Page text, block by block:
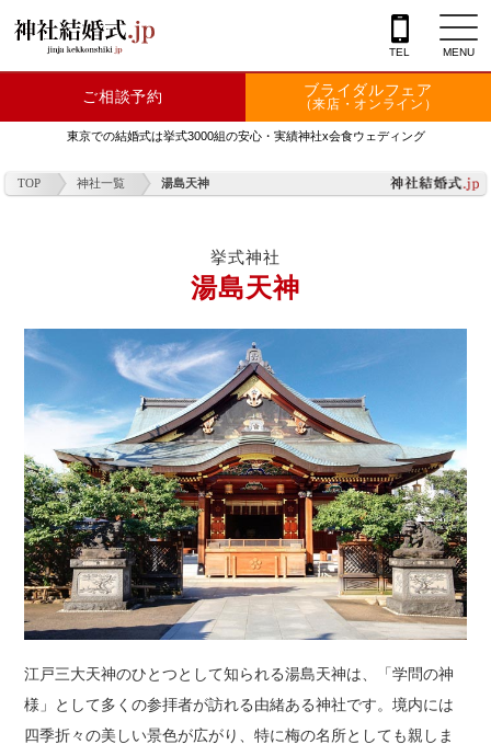
TEL MENU
神社を探す
会場を探す
衣裳
フォトプラン
TOKIWAKEプラン
相談カウンター
神社結婚式のいろいろ
ご相談予約 ブライダルフェア
（来店・オンライン）
東京での結婚式は挙式3000組の安心・実績神社x会食ウェディング
TOP 神社一覧 湯島天神
挙式神社
湯島天神
江戸三大天神のひとつとして知られる湯島天神は、「学問の神
様」として多くの参拝者が訪れる由緒ある神社です。境内には
四季折々の美しい景色が広がり、特に梅の名所としても親しま